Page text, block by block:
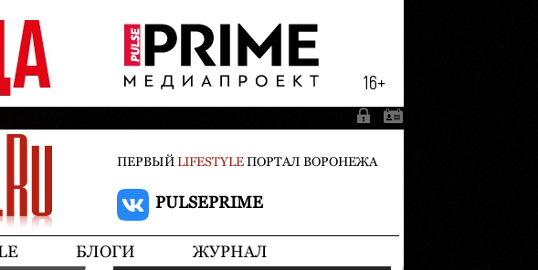
ПЕРВЫЙLIFESTYLEПОРТАЛ ВОРОНЕЖА
PULSEPRIME
БЛОГИ ЖУРНАЛ